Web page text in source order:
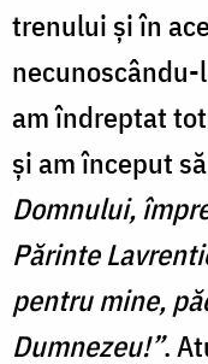
trenului şi în
am îndreptat
şi am început
Domnului,
Părinte
pentru mine,
Dumnezeu!”.